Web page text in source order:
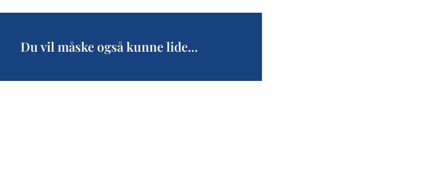
Du vil måske også kunne lide...